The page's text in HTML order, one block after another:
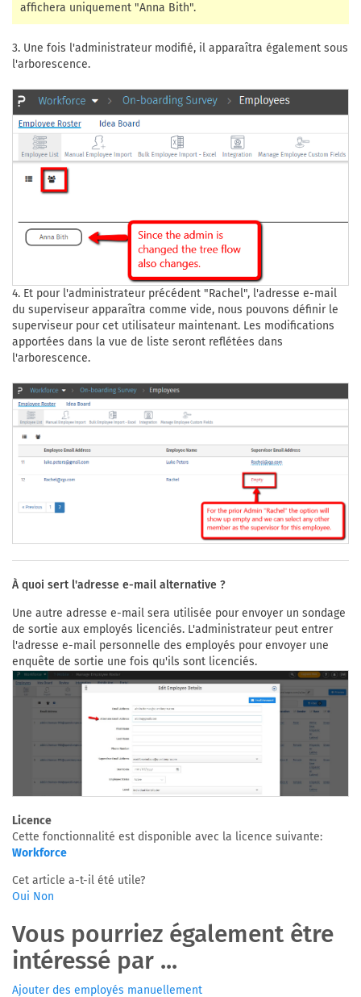
affichera uniquement "Anna Bith".
3. Une fois l'administrateur modifié, il apparaîtra également sous
l'arborescence.
4. Et pour l'administrateur précédent "Rachel", l'adresse e-mail
du superviseur apparaîtra comme vide, nous pouvons définir le
superviseur pour cet utilisateur maintenant. Les modifications
apportées dans la vue de liste seront reflétées dans
l'arborescence.
À quoi sert l'adresse e-mail alternative ?
Une autre adresse e-mail sera utilisée pour envoyer un sondage
de sortie aux employés licenciés. L'administrateur peut entrer
l'adresse e-mail personnelle des employés pour envoyer une
enquête de sortie une fois qu'ils sont licenciés.
Licence
Cette fonctionnalité est disponible avec la licence suivante:
Workforce
Cet article a-t-il été utile?
Oui Non
Vous pourriez également être
intéressé par ...
Ajouter des employés manuellement